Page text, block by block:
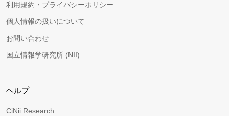
利用規約・プライバシーポリシー
個人情報の扱いについて
お問い合わせ
国立情報学研究所 (NII)
ヘルプ
CiNii Research